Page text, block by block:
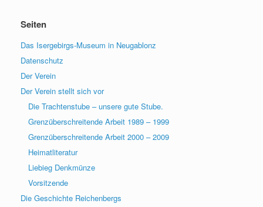
Seiten
Das Isergebirgs-Museum in Neugablonz
Datenschutz
Der Verein
Der Verein stellt sich vor
Die Trachtenstube – unsere gute Stube.
Grenzüberschreitende Arbeit 1989 – 1999
Grenzüberschreitende Arbeit 2000 – 2009
Heimatliteratur
Liebieg Denkmünze
Vorsitzende
Die Geschichte Reichenbergs